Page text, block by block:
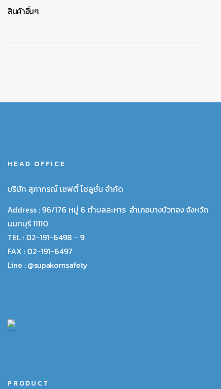
สินค้าอื่นๆ
HEAD OFFICE
บริษัท สุภากรณ์ เซฟตี้ โซลูชั่น จำกัด
Address : 96/176 หมู่ 6 ตำบลละหาร อำเภอบางบัวทอง จังหวัด
นนทบุรี 11110
TEL : 02-191-6498 - 9
FAX : 02-191-6497
Line : @supakornsafety
PRODUCT